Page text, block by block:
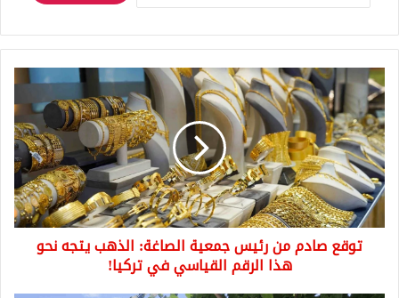
توقع
صادم
من
رئيس
جمعية
الصاغة:
الذهب
يتجه
نحو
توقع صادم من رئيس جمعية الصاغة: الذهب يتجه نحو
هذا الرقم القياسي في تركيا!